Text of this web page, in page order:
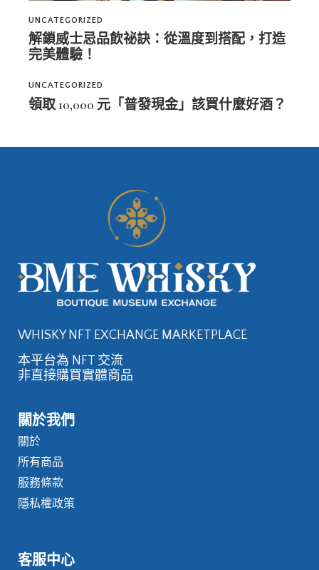
UNCATEGORIZED
解鎖威士忌品飲祕訣：從溫度到搭配，打造
完美體驗！
UNCATEGORIZED
領取 10,000 元「普發現金」該買什麼好酒？
WHISKY NFT EXCHANGE MARKETPLACE
本平台為 NFT 交流
非直接購買實體商品
關於我們
關於
所有商品
服務條款
隱私權政策
客服中心